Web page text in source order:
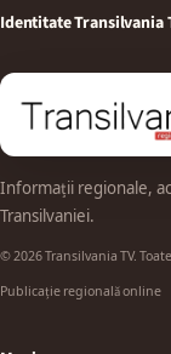
Identitate Transilvania
Informații regionale,
Transilvaniei.
© 2026 Transilvania TV.
Publicație regională online